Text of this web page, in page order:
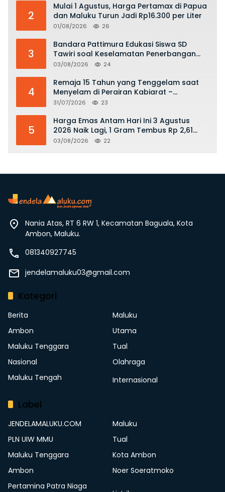
2
Mulai 1 Agustus, Harga Pertamax di Papua
dan Maluku Turun Jadi Rp16.300 per Liter
01/08/2026 26
3
Bandara Pattimura Edukasi Siswa SD
Tawiri soal Keselamatan Penerbangan
dan Bahaya Bermain Layang-layang di
03/08/2026 24
4
Remaja 15 Tahun yang Tenggelam saat
Menyelam di Perairan Kabiarat –
Tanimbar Ditemukan Meninggal
31/07/2026 23
5
Harga Emas Antam Hari Ini 3 Agustus
2026 Naik Lagi, 1 Gram Tembus Rp 2,61
Juta
03/08/2026 22
Nania Atas, RT 6 RW 1, Kecamatan Baguala, Kota
Ambon, Maluku.
081340927745
jendelamaluku03@gmail.com
Kategori
Berita
Maluku
Ambon
Utama
Maluku Tenggara
Tual
Nasional
Olahraga
Maluku Tengah
Internasional
Label
JENDELAMALUKU.COM
Maluku
PLN UIW MMU
Tual
Maluku Tenggara
Kota Ambon
Ambon
Noer Soeratmoko
Pertamina Patra Niaga